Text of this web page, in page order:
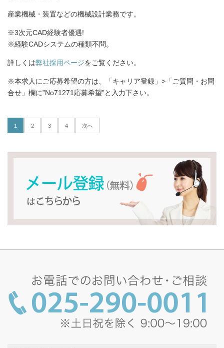
産業機械・装置などの機械設計業務です。
※3次元CAD経験者優遇!
※経験CADシステムの種類不問。
詳しくは弊社採用ページをご覧ください。
※本求人にご応募希望の方は、「キャリア登録」>「ご質問・お問
合せ」欄に”No71271応募希望”と入力下さい。
1 2 3 4 次へ